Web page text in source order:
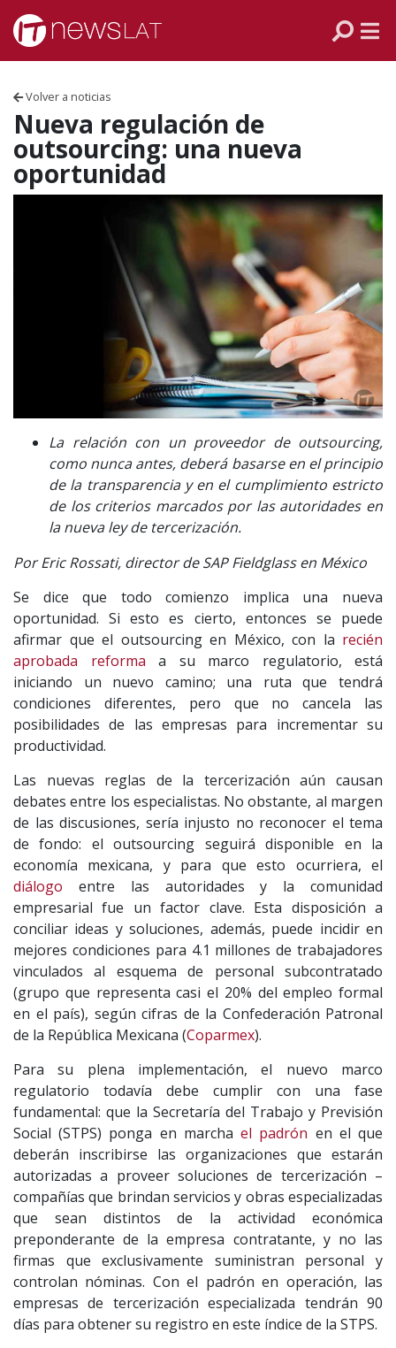
Skip to content
Volver a noticias
Nueva regulación de
outsourcing: una nueva
oportunidad
La relación con un proveedor de outsourcing,
como nunca antes, deberá basarse en el principio
de la transparencia y en el cumplimiento estricto
de los criterios marcados por las autoridades en
la nueva ley de tercerización.
Por Eric Rossati, director de SAP Fieldglass en México
Se dice que todo comienzo implica una nueva
oportunidad. Si esto es cierto, entonces se puede
afirmar que el outsourcing en México, con la recién
aprobada reforma a su marco regulatorio, está
iniciando un nuevo camino; una ruta que tendrá
condiciones diferentes, pero que no cancela las
posibilidades de las empresas para incrementar su
productividad.
Las nuevas reglas de la tercerización aún causan
debates entre los especialistas. No obstante, al margen
de las discusiones, sería injusto no reconocer el tema
de fondo: el outsourcing seguirá disponible en la
economía mexicana, y para que esto ocurriera, el
diálogo entre las autoridades y la comunidad
empresarial fue un factor clave. Esta disposición a
conciliar ideas y soluciones, además, puede incidir en
mejores condiciones para 4.1 millones de trabajadores
vinculados al esquema de personal subcontratado
(grupo que representa casi el 20% del empleo formal
en el país), según cifras de la Confederación Patronal
de la República Mexicana (Coparmex).
Para su plena implementación, el nuevo marco
regulatorio todavía debe cumplir con una fase
fundamental: que la Secretaría del Trabajo y Previsión
Social (STPS) ponga en marchael padrón en el que
deberán inscribirse las organizaciones que estarán
autorizadas a proveer soluciones de tercerización –
compañías que brindan servicios y obras especializadas
que sean distintos de la actividad económica
preponderante de la empresa contratante, y no las
firmas que exclusivamente suministran personal y
controlan nóminas. Con el padrón en operación, las
empresas de tercerización especializada tendrán 90
días para obtener su registro en este índice de la STPS.
VENEZUELA
ECUADOR
PERÚ
CHILE
ARGENTINA
MÉXICO